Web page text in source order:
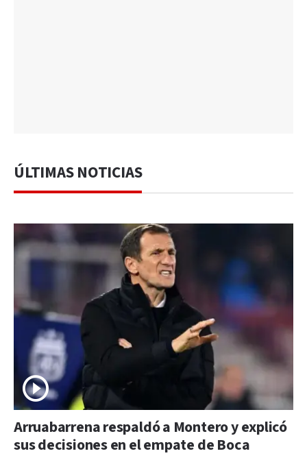
ÚLTIMAS NOTICIAS
Arruabarrena respaldó a Montero y explicó
sus decisiones en el empate de Boca